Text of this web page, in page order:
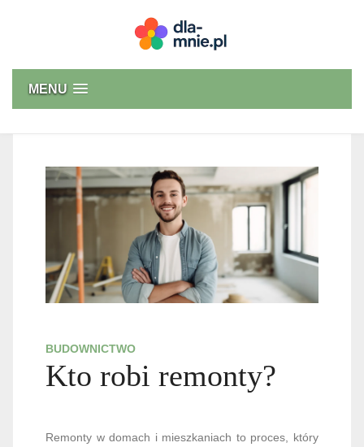
MENU
BUDOWNICTWO
Kto robi remonty?
Remonty w domach i mieszkaniach to proces, który